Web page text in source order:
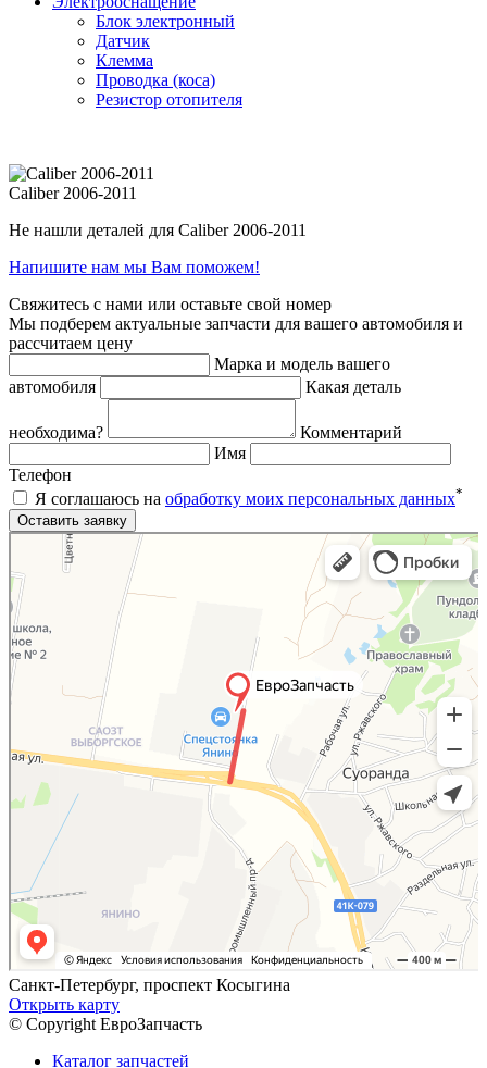
Блок электронный
Датчик
Клемма
Проводка (коса)
Резистор отопителя
Caliber 2006-2011
Не нашли деталей для Caliber 2006-2011
Напишите нам мы Вам поможем!
Свяжитесь с нами или оставьте свой номер
Мы подберем актуальные запчасти для вашего автомобиля и
рассчитаем цену
Марка и модель вашего
автомобиля
Какая деталь
необходима?
Комментарий
Имя
Телефон
Я соглашаюсь на обработку моих персональных данных*
Яндекс.Карты
Яндекс.Карты — поиск мест и адресов, городской транспорт
Санкт-Петербург, проспект Косыгина
Открыть карту
© Copyright ЕвроЗапчасть
Каталог запчастей